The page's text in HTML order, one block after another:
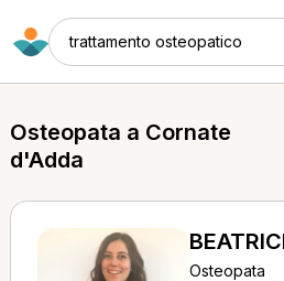
trattamento osteopatico
Osteopata a Cornate
d'Adda
Osteopata